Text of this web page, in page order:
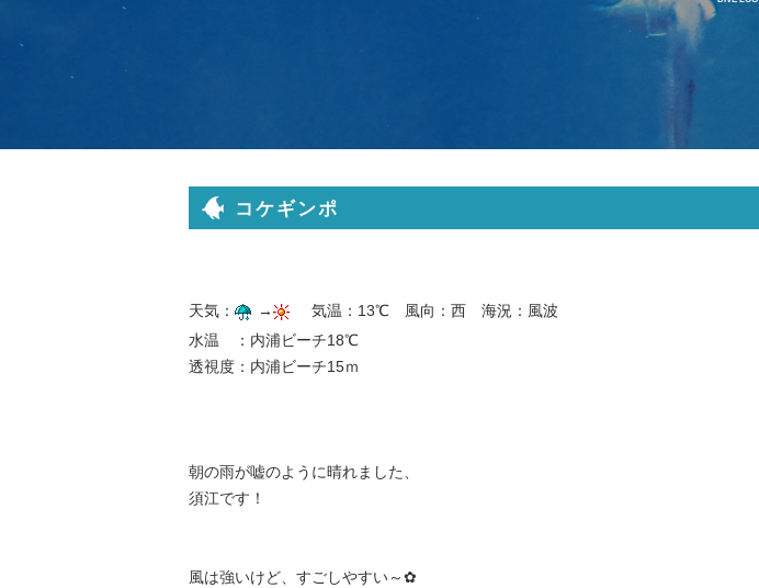
コケギンポ
天気： →
気温：13℃ 風向：西 海況：風波
水温 ：内浦ビーチ18℃
透視度：内浦ビーチ15ｍ
朝の雨が嘘のように晴れました、
須江です！
風は強いけど、すごしやすい～✿